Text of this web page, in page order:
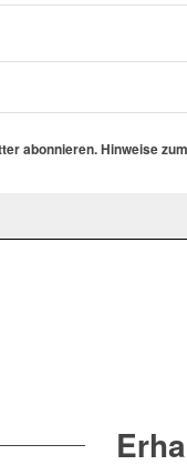
abonnieren. Hinweise